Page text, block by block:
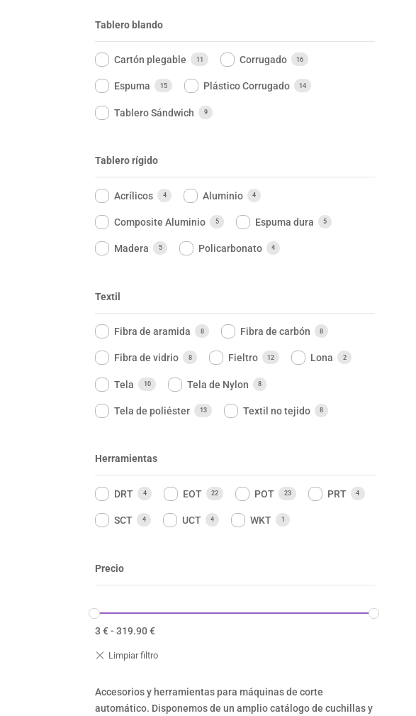
Tablero blando
Cartón plegable 11 Corrugado 16
Espuma 15 Plástico Corrugado 14
Tablero Sándwich 9
Tablero rígido
Acrílicos 4 Aluminio 4
Composite Aluminio 5 Espuma dura 5
Madera 5 Policarbonato 4
Textil
Fibra de aramida 8 Fibra de carbón 8
Fibra de vidrio 8 Fieltro 12 Lona 2
Tela 10 Tela de Nylon 8
Tela de poliéster 13 Textil no tejido 8
Herramientas
DRT 4 EOT 22 POT 23 PRT 4
SCT 4 UCT 4 WKT 1
Precio
3 €-319.90 €
Accesorios y herramientas para máquinas de corte
automático. Disponemos de un amplio catálogo de cuchillas y